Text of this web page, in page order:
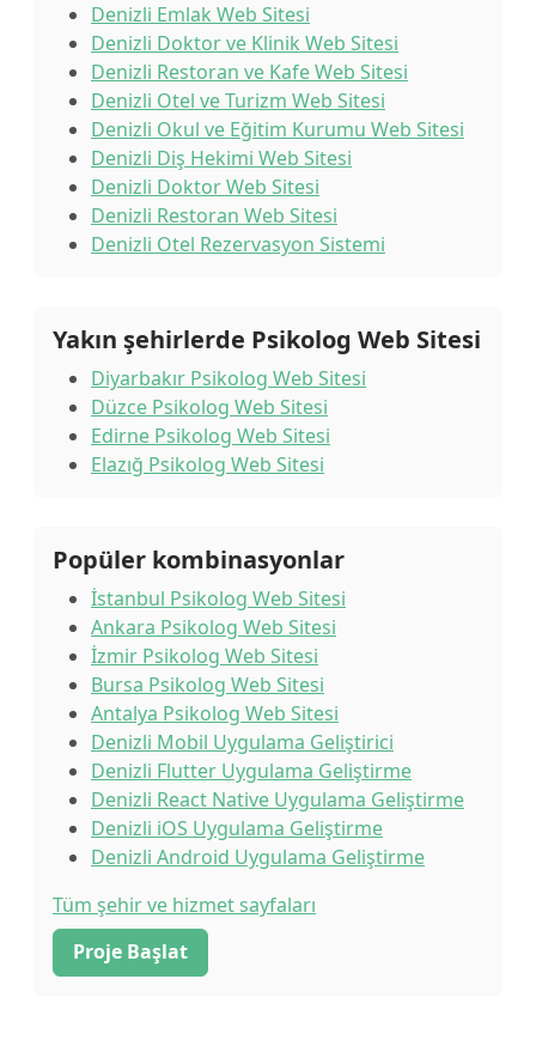
Denizli Emlak Web Sitesi
Denizli Doktor ve Klinik Web Sitesi
Denizli Restoran ve Kafe Web Sitesi
Denizli Otel ve Turizm Web Sitesi
Denizli Okul ve Eğitim Kurumu Web Sitesi
Denizli Diş Hekimi Web Sitesi
Denizli Doktor Web Sitesi
Denizli Restoran Web Sitesi
Denizli Otel Rezervasyon Sistemi
Yakın şehirlerde Psikolog Web Sitesi
Diyarbakır Psikolog Web Sitesi
Düzce Psikolog Web Sitesi
Edirne Psikolog Web Sitesi
Elazığ Psikolog Web Sitesi
Popüler kombinasyonlar
İstanbul Psikolog Web Sitesi
Ankara Psikolog Web Sitesi
İzmir Psikolog Web Sitesi
Bursa Psikolog Web Sitesi
Antalya Psikolog Web Sitesi
Denizli Mobil Uygulama Geliştirici
Denizli Flutter Uygulama Geliştirme
Denizli React Native Uygulama Geliştirme
Denizli iOS Uygulama Geliştirme
Denizli Android Uygulama Geliştirme
Tüm şehir ve hizmet sayfaları
Proje Başlat